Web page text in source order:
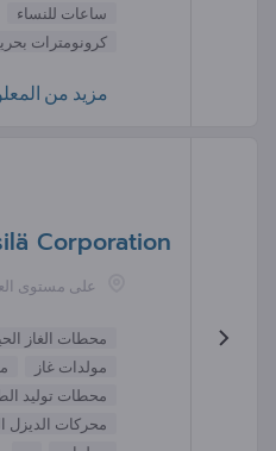
ساعات للنساء
كرونومترات
مزيد من
Corporation
على مستوى
محطات الغاز
مولدات غاز
محطات توليد
محركات الديزل